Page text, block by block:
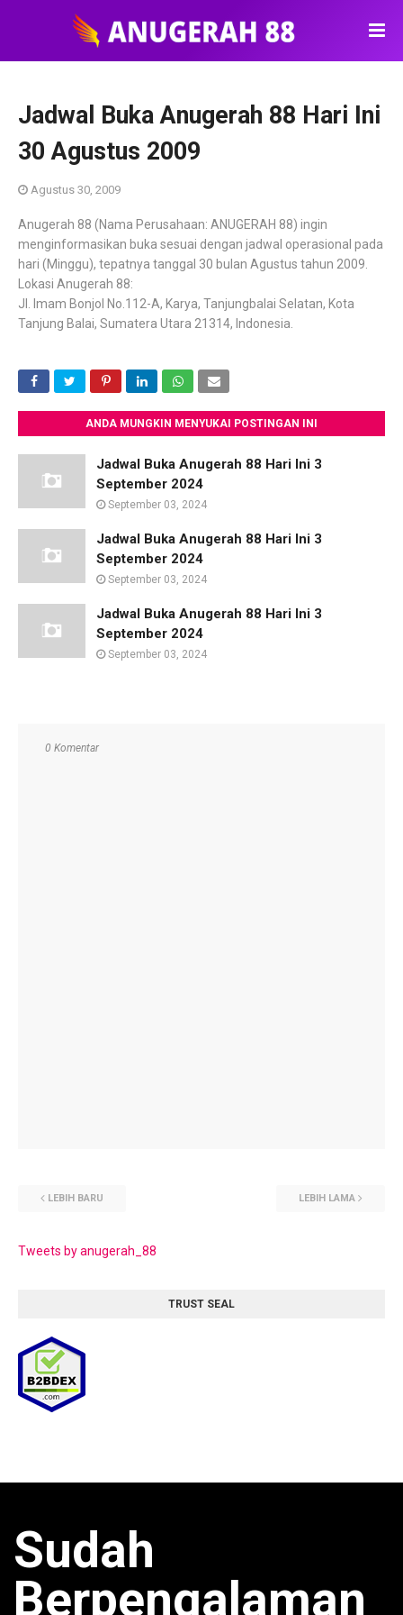
Jadwal Buka Anugerah 88 Hari Ini
30 Agustus 2009
Agustus 30, 2009
Anugerah 88 (Nama Perusahaan: ANUGERAH 88) ingin
menginformasikan buka sesuai dengan jadwal operasional pada
hari (Minggu), tepatnya tanggal 30 bulan Agustus tahun 2009.
Lokasi Anugerah 88:
Jl. Imam Bonjol No.112-A, Karya, Tanjungbalai Selatan, Kota
Tanjung Balai, Sumatera Utara 21314, Indonesia.
ANDA MUNGKIN MENYUKAI POSTINGAN INI
Jadwal Buka Anugerah 88 Hari Ini 3
September 2024
September 03, 2024
Jadwal Buka Anugerah 88 Hari Ini 3
September 2024
September 03, 2024
Jadwal Buka Anugerah 88 Hari Ini 3
September 2024
September 03, 2024
0 Komentar
LEBIH BARU LEBIH LAMA
Tweets by anugerah_88
TRUST SEAL
Sudah
Berpengalaman